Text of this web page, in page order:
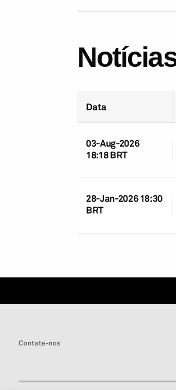
Data
03-Aug-2026
18:18 BRT
28-Jan-2026 18:30
BRT
Contate-nos